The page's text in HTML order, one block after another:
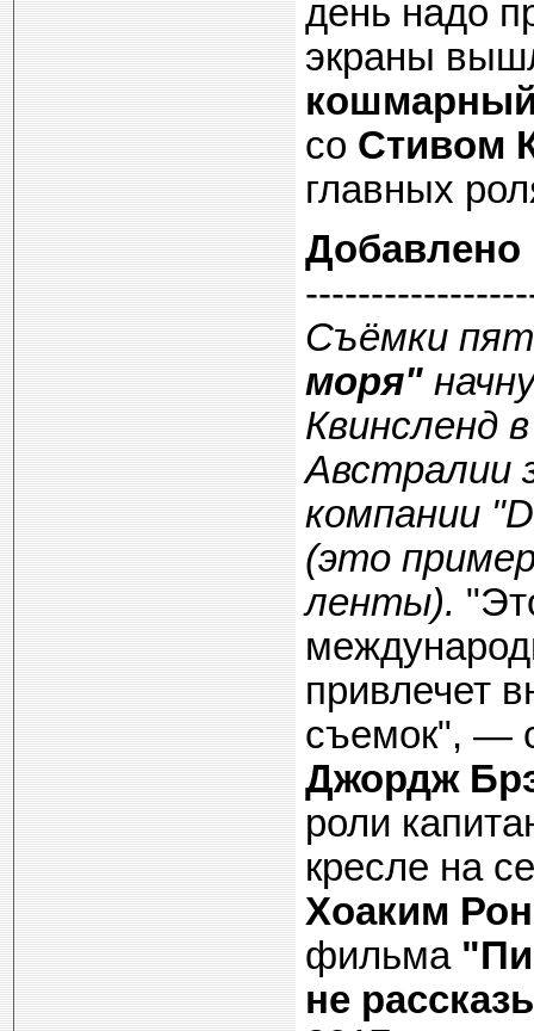
день надо
экраны
со Стивом
главных
Добавлено
Съёмки
моря"
Квинсленд
Австралии
компании
(это
ленты).
привлечет
съемок", —
Джордж
роли
кресле на
Хоаким
фильма
не